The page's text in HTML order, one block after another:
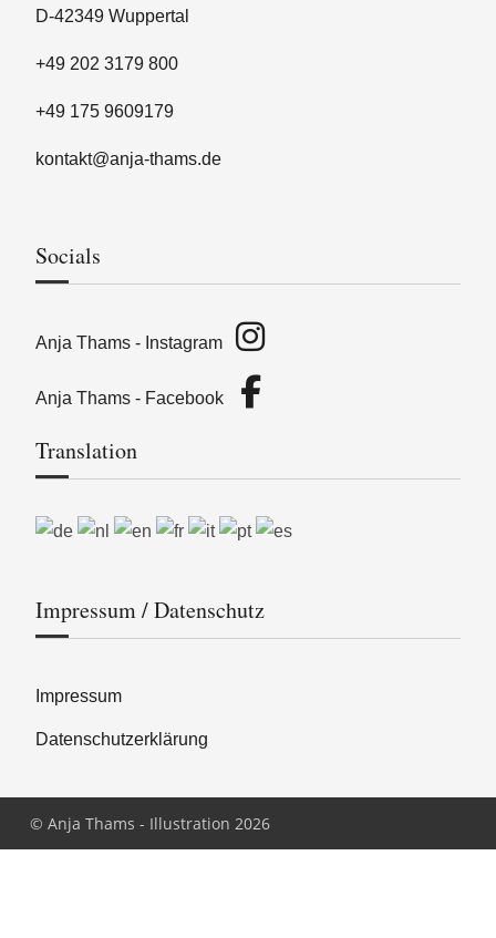
D-42349 Wuppertal
+49 202 3179 800
+49 175 9609179
kontakt@anja-thams.de
Socials
Anja Thams - Instagram
Anja Thams - Facebook
Translation
Impressum / Datenschutz
Impressum
Datenschutzerklärung
© Anja Thams - Illustration 2026